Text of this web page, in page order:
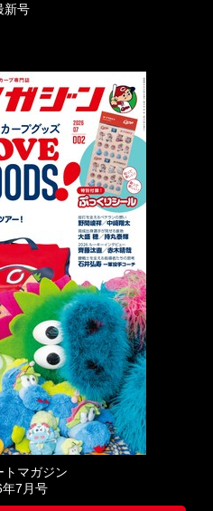
新号
トマガジン
年7月号